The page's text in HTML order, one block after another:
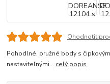
Ohodnotiť
Pohodlné, pružné body s
nastaviteľnými... celý popis